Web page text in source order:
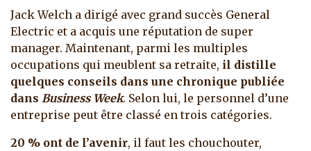
Jack Welch a dirigé avec grand succès General
Electric et a acquis une réputation de super
manager. Maintenant, parmi les multiples
occupations qui meublent sa retraite, il distille
quelques conseils dans une chronique publiée
dans Business Week. Selon lui, le personnel d’une
entreprise peut être classé en trois catégories.
20 % ont de l’avenir, il faut les chouchouter,